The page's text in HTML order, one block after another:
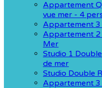
Appartement
vue mer - 4
Appartement 3
Appartement 2
Mer
Studio 1
de mer
Studio Double
Appartement 3